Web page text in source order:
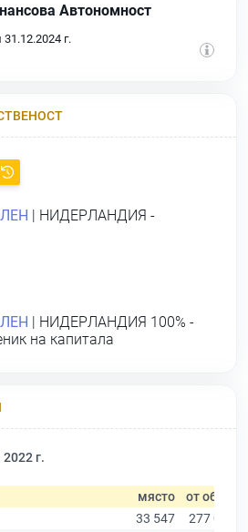
Автономност
г.
| НИДЕРЛАНДИЯ -
| НИДЕРЛАНДИЯ 100% -
на капитала
г.
място от общо
33 547
277 019